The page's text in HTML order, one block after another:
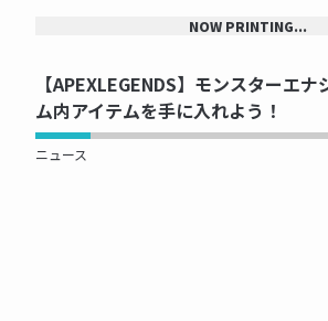
NOW PRINTING...
【APEXLEGENDS】モンスターエ
ム内アイテムを手に入れよう！
ニュース